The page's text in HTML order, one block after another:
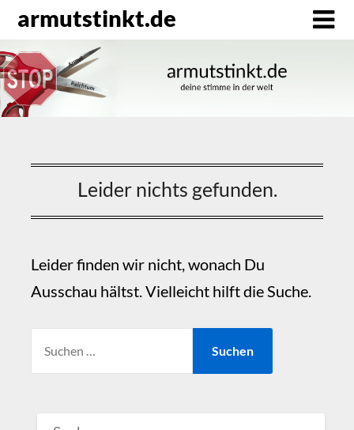
zum
Inhalt
armutstinkt.de
Leider nichts gefunden.
Leider finden wir nicht, wonach Du
Ausschau hältst. Vielleicht hilft die Suche.
NACH: